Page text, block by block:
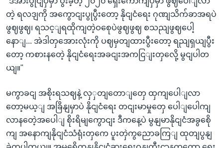
တဲ့ ရလဒျကို အကွောငျးပွုပွီးတော့ နိုငျငံရေး ဂုဏျသိက်ခာအရပဲ
ဖွဈဖွဈ၊ ရသင့ျရထိုကျတဲ့ဝစေုပဲဖွဈဖွဈ စသညျဖွဈပေါ့
နောျ... အဲဒါတှအေားလုံးကို ပဈမှတျထားပွီးတော့ ရညျရှယျပွီး
တော့ ကစားနတေဲ့ နိုငျငံရေးအခငျးအကငြျးတှလေို့ မွငျပါတ
ယျ။"
မကွာခငျ အစိုးရသဈနဲ့ လှှတျတောျတှေ ထှကျပေါျလာ
တော့မယ့ျ အခြိနျမှာပဲ နိုငျငံရေး တငျးမာမှုတှေ ပေါျပေါကျ
လာနတေဲ့အပေါျ စိုးရိမျကွောငျး ဒီကနေ့ပဲ မွနျမာနိုငျငံအခွစေို
ကျ အနောကျနိုငျငံသံရုံးတှကေ ပူးတှဲကွညောခကြျ ထုတျပွနျ